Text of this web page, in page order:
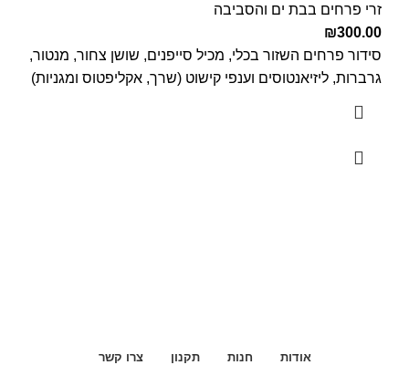
זרי פרחים בבת ים והסביבה
₪300.00
סידור פרחים השזור בכלי, מכיל סייפנים, שושן צחור, מנטור,
גרברות, ליזיאנטוסים וענפי קישוט (שרך, אקליפטוס ומגניות)
אודות חנות תקנון צרו קשר